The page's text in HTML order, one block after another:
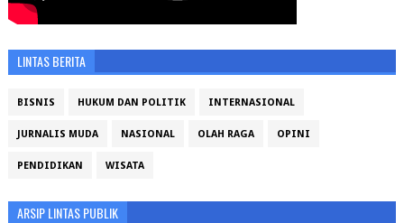
LINTAS BERITA
BISNIS HUKUM DAN POLITIK INTERNASIONAL
JURNALIS MUDA NASIONAL OLAH RAGA OPINI
PENDIDIKAN WISATA
ARSIP LINTAS PUBLIK